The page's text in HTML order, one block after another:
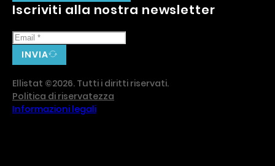
Iscriviti alla nostra newsletter
INVIA
Ellistat ©2026. Tutti i diritti riservati.
Politica di riservatezza
Informazioni legali